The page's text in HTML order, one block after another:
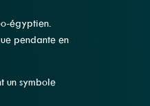
égyptien.
pendante en
un symbole